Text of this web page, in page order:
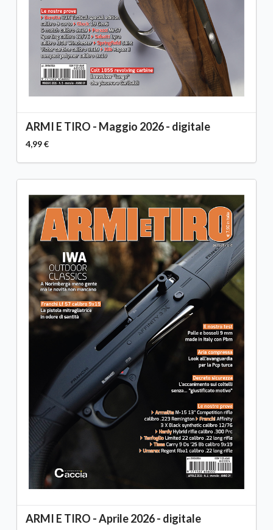
ARMI E TIRO - Maggio 2026 - digitale
4,99 €
ARMI E TIRO - Aprile 2026 - digitale